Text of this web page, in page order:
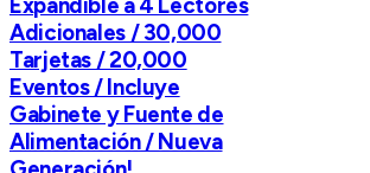
Adicionales / 30,000
Tarjetas / 20,000
Eventos / Incluye
Gabinete y Fuente de
Alimentación / Nueva